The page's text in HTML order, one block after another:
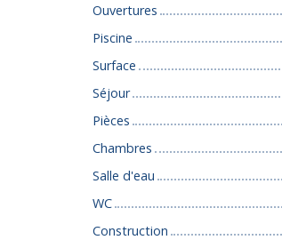
Ouvertures
Piscine
Surface
Séjour
Pièces
Chambres
Salle d'eau
WC
Construction